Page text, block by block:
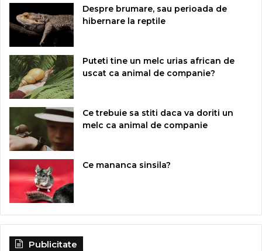
Despre brumare, sau perioada de
hibernare la reptile
Puteti tine un melc urias african de
uscat ca animal de companie?
Ce trebuie sa stiti daca va doriti un
melc ca animal de companie
Ce mananca sinsila?
Publicitate